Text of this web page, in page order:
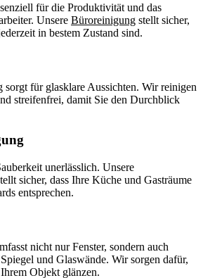
für die Produktivität und das
Unsere Büroreinigung stellt sicher,
in bestem Zustand sind.
sorgt für glasklare Aussichten. Wir reinigen
streifenfrei, damit Sie den Durchblick
unerlässlich. Unsere
sicher, dass Ihre Küche und Gasträume
entsprechen.
nicht nur Fenster, sondern auch
und Glaswände. Wir sorgen dafür,
Objekt glänzen.